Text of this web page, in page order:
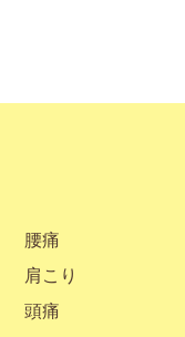
腰痛
肩こり
頭痛